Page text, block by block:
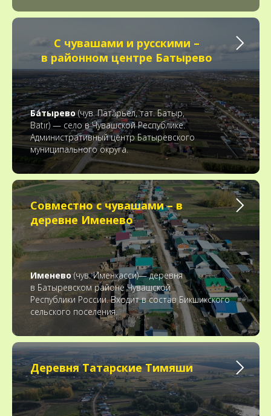
С чувашами и русскими –
в районном центре Батырево
Ба́тырево(чув. Патăрьел, тат. Батыр,
Batır) — село в Чувашской Республике.
Административный центр Батыревского
муниципального округа.
Совместно с чувашами – в
деревне Именево
Именево(чув. Именкасси)— деревня
в Батыревском районе Чувашской
Республики России. Входит в состав Бикшикского
сельского поселения.
Деревня Татарские Тимяши